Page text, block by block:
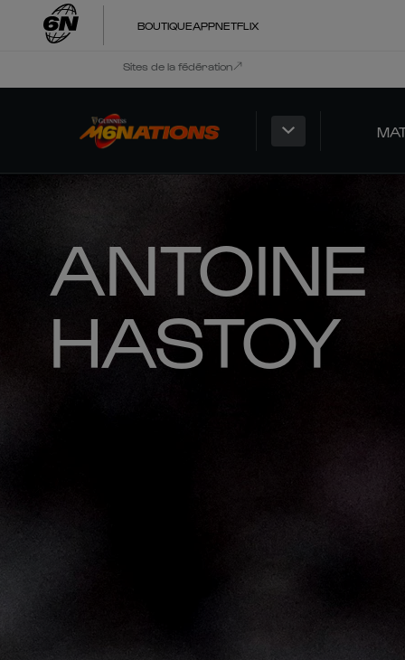
BOUTIQUEAPPNETFLIX
Sites de la fédération
ANTOINE
HASTOY